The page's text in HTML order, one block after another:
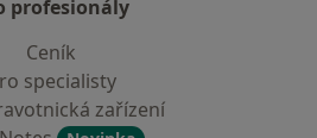
profesionály
Ceník
specialisty
zařízení